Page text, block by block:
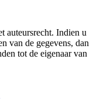
auteursrecht. Indien u
van de gegevens, dan
tot de eigenaar van